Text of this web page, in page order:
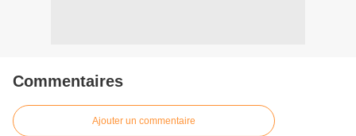
Commentaires
Ajouter un commentaire